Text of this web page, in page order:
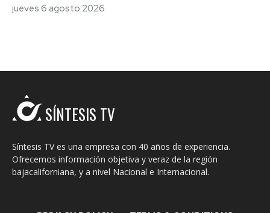
jueves 6 agosto 2026
SÍNTESIS TV
Síntesis TV es una empresa con 40 años de experiencia.
Ofrecemos información objetiva y veraz de la región
bajacaliforniana, y a nivel Nacional e Internacional.